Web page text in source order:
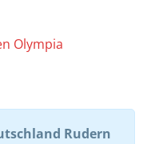
Olympia
Rudern